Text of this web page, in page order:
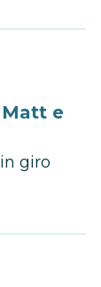
e
giro